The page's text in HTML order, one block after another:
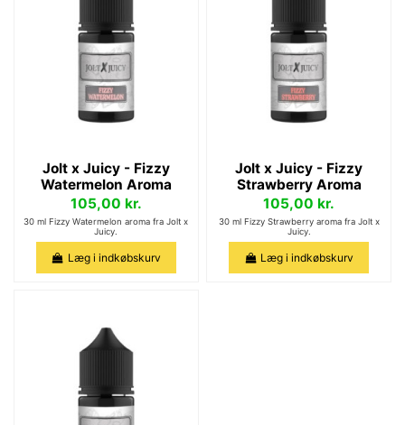
Jolt x Juicy - Fizzy
Watermelon Aroma
105,00 kr.
30 ml Fizzy Watermelon aroma fra Jolt x
Juicy.
Læg i indkøbskurv
Jolt x Juicy - Fizzy
Strawberry Aroma
105,00 kr.
30 ml Fizzy Strawberry aroma fra Jolt x
Juicy.
Læg i indkøbskurv